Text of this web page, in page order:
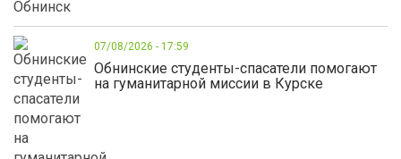
07/08/2026 - 17:59
Обнинские студенты-спасатели помогают
на гуманитарной миссии в Курске